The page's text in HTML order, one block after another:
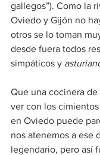
gallegos”). Como la
Oviedo y Gijón no
otros se lo toman
desde fuera todos
simpáticos y
Que una cocinera
ver con los
en Oviedo puede
nos atenemos a ese
legendario, pero así